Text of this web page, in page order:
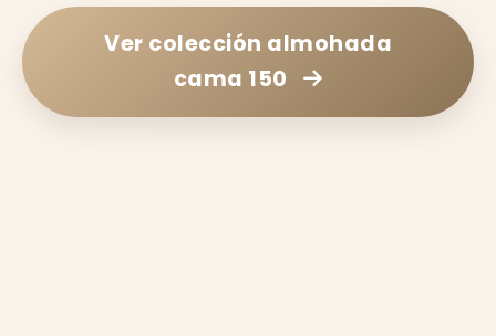
Ver colección almohada
cama 150